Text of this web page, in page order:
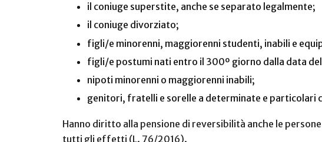
il coniuge superstite, anche se separato legalmente;
il coniuge divorziato;
figli/e minorenni, maggiorenni studenti, inabili e
figli/e postumi nati entro il 300º giorno dalla data
nipoti minorenni o maggiorenni inabili;
genitori, fratelli e sorelle a determinate e particolari
Hanno diritto alla pensione di reversibilità anche le
tutti gli effetti (L. 76/2016).